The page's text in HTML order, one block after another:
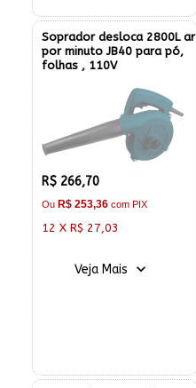
Soprador desloca 2800L ar
por minuto JB40 para pó,
folhas , 110V
R$ 266,70
Ou R$ 253,36com PIX
12 X R$ 27,03
Veja Mais